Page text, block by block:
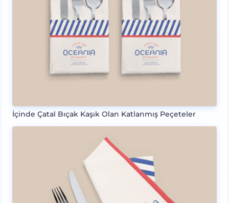
İçinde Çatal Bıçak Kaşık Olan Katlanmış Peçeteler